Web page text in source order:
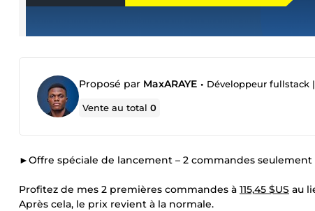
Proposé par MaxARAYE • Développeur fullstack
Vente au total0
►Offre spéciale de lancement – 2 commandes seulement
Profitez de mes 2 premières commandes à 115,45 $US au
Après cela, le prix revient à la normale.